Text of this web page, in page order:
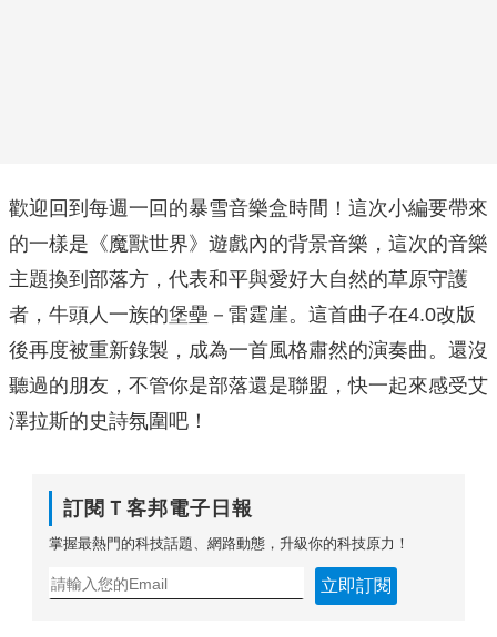
歡迎回到每週一回的暴雪音樂盒時間！這次小編要帶來
的一樣是《魔獸世界》遊戲內的背景音樂，這次的音樂
主題換到部落方，代表和平與愛好大自然的草原守護
者，牛頭人一族的堡壘－雷霆崖。這首曲子在4.0改版
後再度被重新錄製，成為一首風格肅然的演奏曲。還沒
聽過的朋友，不管你是部落還是聯盟，快一起來感受艾
澤拉斯的史詩氛圍吧！
訂閱Ｔ客邦電子日報
掌握最熱門的科技話題、網路動態，升級你的科技原力！
立即訂閱